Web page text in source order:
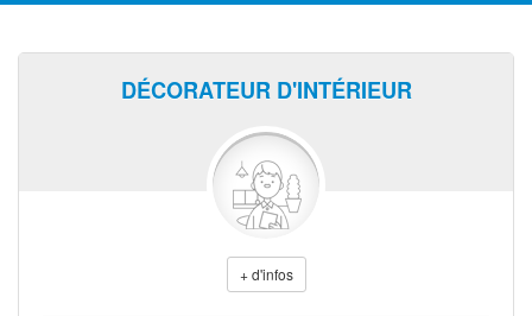
DÉCORATEUR D'INTÉRIEUR
+ d'infos